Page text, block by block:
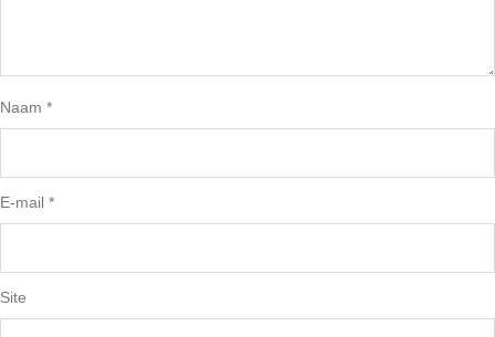
Naam *
E-mail *
Site